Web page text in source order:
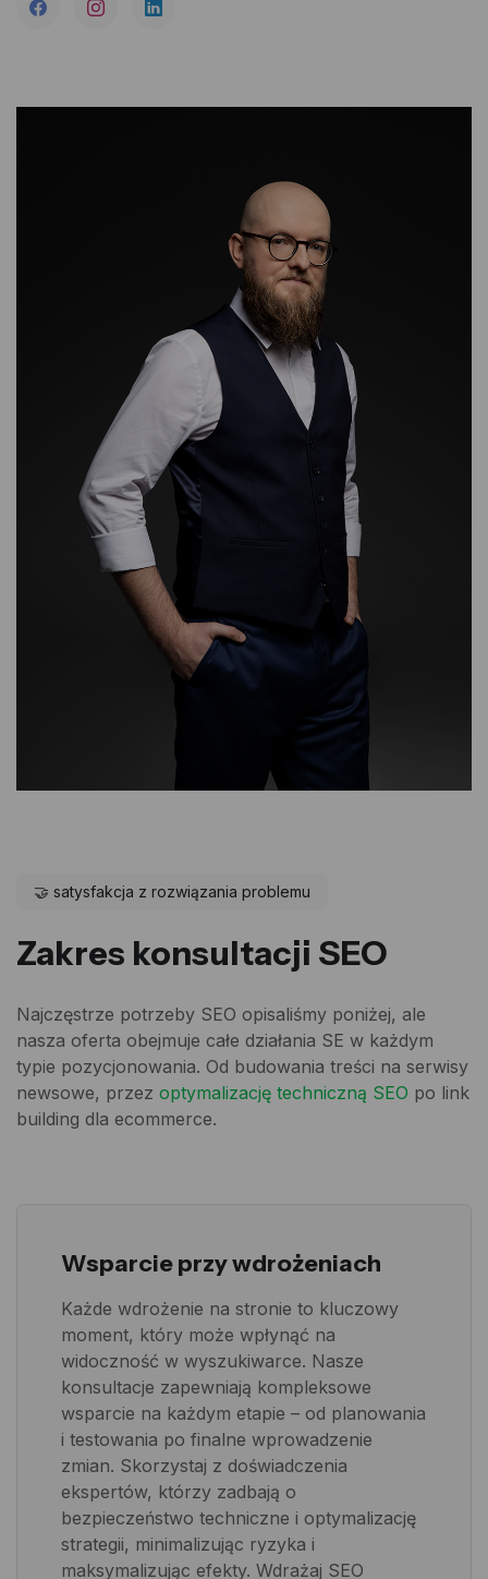
🤝 satysfakcja z rozwiązania problemu
Zakres konsultacji SEO
Najczęstrze potrzeby SEO opisaliśmy poniżej, ale
nasza oferta obejmuje całe działania SE w każdym
typie pozycjonowania. Od budowania treści na serwisy
newsowe, przez optymalizację techniczną SEO po link
building dla ecommerce.
Wsparcie przy wdrożeniach
Każde wdrożenie na stronie to kluczowy
moment, który może wpłynąć na
widoczność w wyszukiwarce. Nasze
konsultacje zapewniają kompleksowe
wsparcie na każdym etapie – od planowania
i testowania po finalne wprowadzenie
zmian. Skorzystaj z doświadczenia
ekspertów, którzy zadbają o
bezpieczeństwo techniczne i optymalizację
strategii, minimalizując ryzyka i
maksymalizując efekty. Wdrażaj SEO